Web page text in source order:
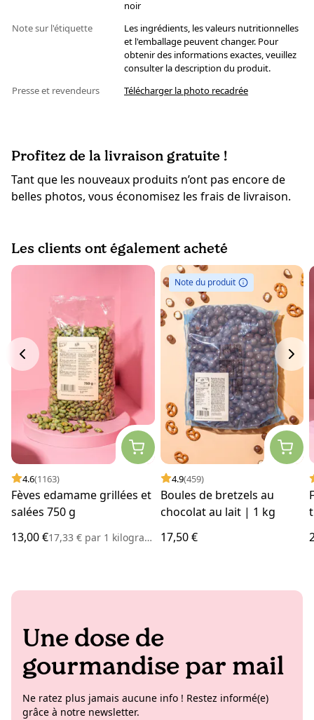
noir
Note sur l'étiquette
Les ingrédients, les valeurs nutritionnelles
et l'emballage peuvent changer. Pour
obtenir des informations exactes, veuillez
consulter la description du produit.
Presse et revendeurs
Télécharger la photo recadrée
Profitez de la livraison gratuite !
Tant que les nouveaux produits n’ont pas encore de
belles photos, vous économisez les frais de livraison.
Les clients ont également acheté
4.6(1163)
Fèves edamame grillées et
salées 750 g
13,00 €17,33 € par 1 kilogramme
Note du produit
4.9(459)
Boules de bretzels au
chocolat au lait | 1 kg
17,50 €
Une dose de
gourmandise par mail
Ne ratez plus jamais aucune info ! Restez informé(e)
grâce à notre newsletter.